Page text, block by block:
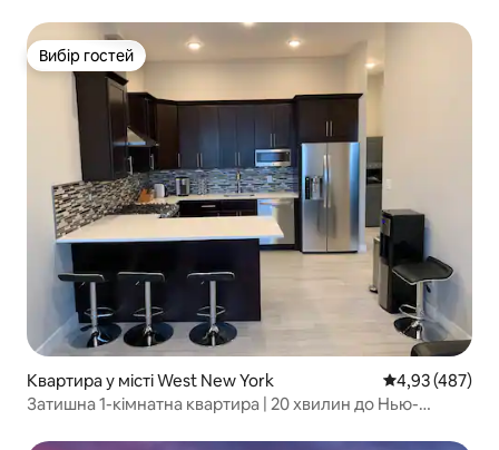
Вибір гостей
Вибір гостей
Квартира у місті West New York Середня
4,93 (487)
Затишна 1-кімнатна квартира | 20 хвилин до Нью-